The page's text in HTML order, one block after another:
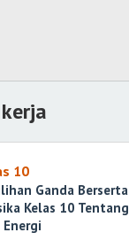
10
Ganda Berserta
Kelas 10 Tentang